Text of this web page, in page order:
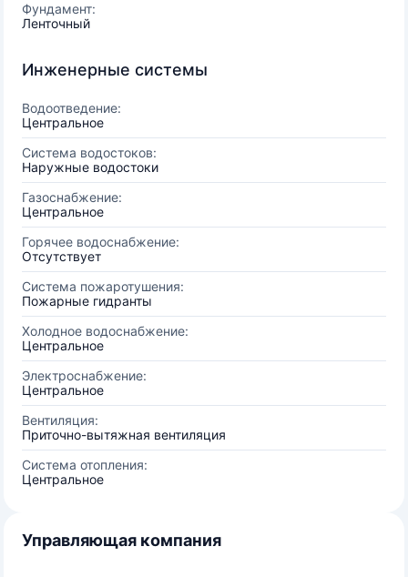
Фундамент:
Ленточный
Инженерные системы
Водоотведение:
Центральное
Система водостоков:
Наружные водостоки
Газоснабжение:
Центральное
Горячее водоснабжение:
Отсутствует
Система пожаротушения:
Пожарные гидранты
Холодное водоснабжение:
Центральное
Электроснабжение:
Центральное
Вентиляция:
Приточно-вытяжная вентиляция
Система отопления:
Центральное
Управляющая компания